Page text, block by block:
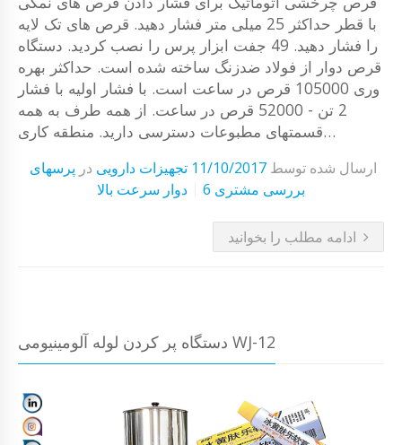
با قطر حداکثر 25 میلی متر فشار دهید. قرص های تک لایه
را فشار دهید. 49 جفت ابزار پرس را نصب کردید. دستگاه
قرص دوار از فولاد ضدزنگ ساخته شده است. حداکثر بهره
وری 105000 قرص در ساعت است. با فشار اولیه با فشار
2 تن - 52000 قرص در ساعت. از همه طرف به همه
قسمتهای مطبوعات دسترسی دارید. منطقه کاری…
ارسال شده توسط11/10/2017 تجهیزات دارویی در پرسهای
دوار سرعت بالا
6 بررسی مشتری
ادامه مطلب را بخوانید
دستگاه پر کردن لوله آلومینیومی WJ-12